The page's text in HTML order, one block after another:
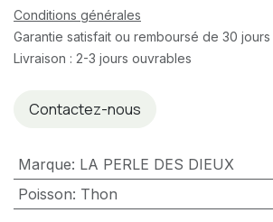
Conditions générales
Garantie satisfait ou remboursé de 30 jours
Livraison : 2-3 jours ouvrables
Contactez-nous
Marque: LA PERLE DES DIEUX
Poisson: Thon